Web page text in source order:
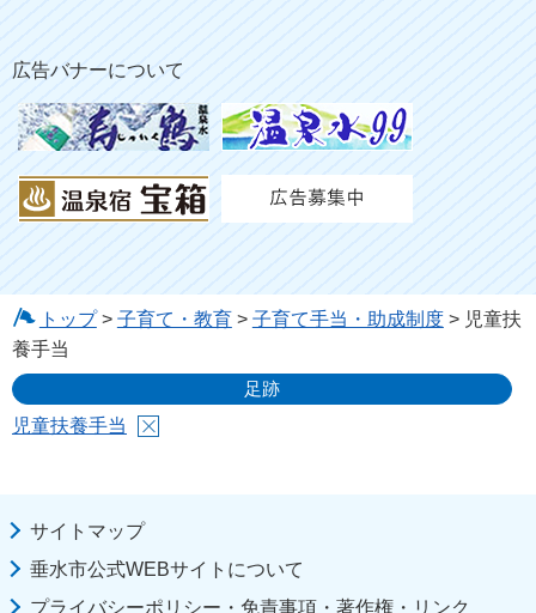
広告バナーについて
トップ> 子育て・教育> 子育て手当・助成制度> 児童扶
養手当
足跡
児童扶養手当
サイトマップ
垂水市公式WEBサイトについて
プライバシーポリシー・免責事項・著作権・リンク